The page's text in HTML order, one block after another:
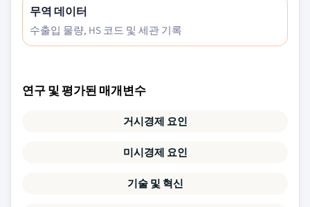
무역 데이터
수출입 물량, HS 코드 및 세관 기록
연구 및 평가된 매개변수
거시경제 요인
미시경제 요인
기술 및 혁신